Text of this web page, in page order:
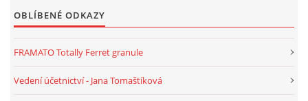
OBLÍBENÉ ODKAZY
FRAMATO Totally Ferret granule
Vedení účetnictví - Jana Tomaštíková